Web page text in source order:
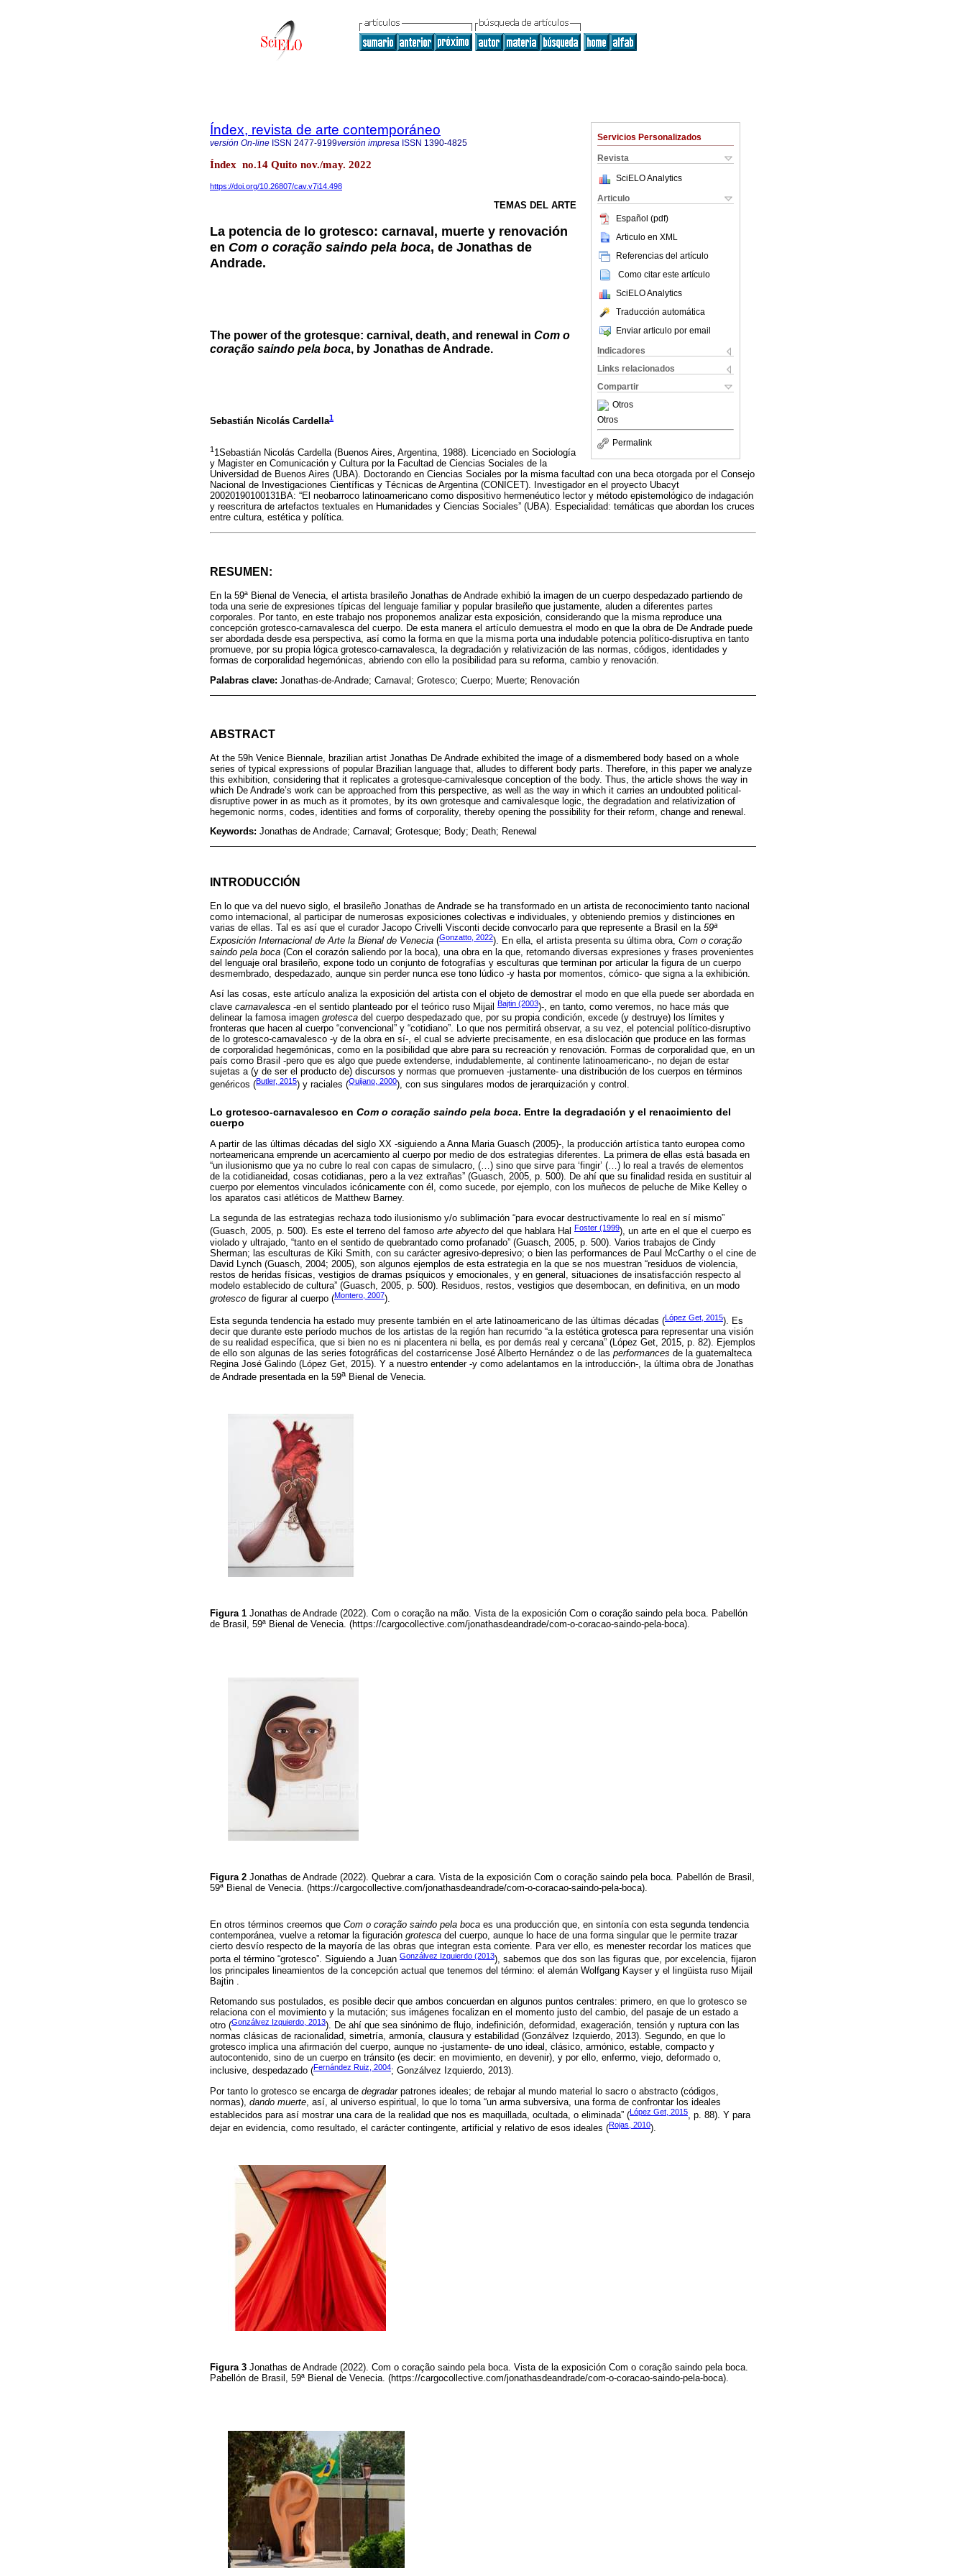
Servicios Personalizados
Revista
SciELO Analytics
Articulo
Español (pdf)
Articulo en XML
Referencias del artículo
Como citar este artículo
SciELO Analytics
Traducción automática
Enviar articulo por email
Indicadores
Links relacionados
Compartir
Otros
Otros
Permalink
Índex, revista de arte contemporáneo
versión On-line ISSN 2477-9199versión impresa ISSN 1390-4825
Índex no.14 Quito nov./may. 2022
https://doi.org/10.26807/cav.v7i14.498
TEMAS DEL ARTE
La potencia de lo grotesco: carnaval, muerte y renovación
en Com o coração saindo pela boca, de Jonathas de
Andrade.
The power of the grotesque: carnival, death, and renewal in Com o
coração saindo pela boca, by Jonathas de Andrade.
Sebastián Nicolás Cardella1
1 1Sebastián Nicolás Cardella (Buenos Aires, Argentina, 1988). Licenciado en Sociología
y Magister en Comunicación y Cultura por la Facultad de Ciencias Sociales de la
Universidad de Buenos Aires (UBA). Doctorando en Ciencias Sociales por la misma facultad con una beca otorgada por el Consejo
Nacional de Investigaciones Científicas y Técnicas de Argentina (CONICET). Investigador en el proyecto Ubacyt
20020190100131BA: “El neobarroco latinoamericano como dispositivo hermenéutico lector y método epistemológico de indagación
y reescritura de artefactos textuales en Humanidades y Ciencias Sociales” (UBA). Especialidad: temáticas que abordan los cruces
entre cultura, estética y política.
RESUMEN:
En la 59ª Bienal de Venecia, el artista brasileño Jonathas de Andrade exhibió la imagen de un cuerpo despedazado partiendo de
toda una serie de expresiones típicas del lenguaje familiar y popular brasileño que justamente, aluden a diferentes partes
corporales. Por tanto, en este trabajo nos proponemos analizar esta exposición, considerando que la misma reproduce una
concepción grotesco-carnavalesca del cuerpo. De esta manera el artículo demuestra el modo en que la obra de De Andrade puede
ser abordada desde esa perspectiva, así como la forma en que la misma porta una indudable potencia político-disruptiva en tanto
promueve, por su propia lógica grotesco-carnavalesca, la degradación y relativización de las normas, códigos, identidades y
formas de corporalidad hegemónicas, abriendo con ello la posibilidad para su reforma, cambio y renovación.
Palabras clave: Jonathas-de-Andrade; Carnaval; Grotesco; Cuerpo; Muerte; Renovación
ABSTRACT
At the 59h Venice Biennale, brazilian artist Jonathas De Andrade exhibited the image of a dismembered body based on a whole
series of typical expressions of popular Brazilian language that, alludes to different body parts. Therefore, in this paper we analyze
this exhibition, considering that it replicates a grotesque-carnivalesque conception of the body. Thus, the article shows the way in
which De Andrade’s work can be approached from this perspective, as well as the way in which it carries an undoubted political-
disruptive power in as much as it promotes, by its own grotesque and carnivalesque logic, the degradation and relativization of
hegemonic norms, codes, identities and forms of corporality, thereby opening the possibility for their reform, change and renewal.
Keywords: Jonathas de Andrade; Carnaval; Grotesque; Body; Death; Renewal
INTRODUCCIÓN
En lo que va del nuevo siglo, el brasileño Jonathas de Andrade se ha transformado en un artista de reconocimiento tanto nacional
como internacional, al participar de numerosas exposiciones colectivas e individuales, y obteniendo premios y distinciones en
varias de ellas. Tal es así que el curador Jacopo Crivelli Visconti decide convocarlo para que represente a Brasil en la 59ª
Exposición Internacional de Arte la Bienal de Venecia (Gonzatto, 2022). En ella, el artista presenta su última obra, Com o coração
saindo pela boca (Con el corazón saliendo por la boca), una obra en la que, retomando diversas expresiones y frases provenientes
del lenguaje oral brasileño, expone todo un conjunto de fotografías y esculturas que terminan por articular la figura de un cuerpo
desmembrado, despedazado, aunque sin perder nunca ese tono lúdico -y hasta por momentos, cómico- que signa a la exhibición.
Así las cosas, este artículo analiza la exposición del artista con el objeto de demostrar el modo en que ella puede ser abordada en
clave carnavalesca -en el sentido planteado por el teórico ruso Mijail Bajtin (2003)-, en tanto, como veremos, no hace más que
delinear la famosa imagen grotesca del cuerpo despedazado que, por su propia condición, excede (y destruye) los límites y
fronteras que hacen al cuerpo “convencional” y “cotidiano”. Lo que nos permitirá observar, a su vez, el potencial político-disruptivo
de lo grotesco-carnavalesco -y de la obra en sí-, el cual se advierte precisamente, en esa dislocación que produce en las formas
de corporalidad hegemónicas, como en la posibilidad que abre para su recreación y renovación. Formas de corporalidad que, en un
país como Brasil -pero que es algo que puede extenderse, indudablemente, al continente latinoamericano-, no dejan de estar
sujetas a (y de ser el producto de) discursos y normas que promueven -justamente- una distribución de los cuerpos en términos
genéricos (Butler, 2015) y raciales (Quijano, 2000), con sus singulares modos de jerarquización y control.
Lo grotesco-carnavalesco en Com o coração saindo pela boca. Entre la degradación y el renacimiento del
cuerpo
A partir de las últimas décadas del siglo XX -siguiendo a Anna Maria Guasch (2005)-, la producción artística tanto europea como
norteamericana emprende un acercamiento al cuerpo por medio de dos estrategias diferentes. La primera de ellas está basada en
“un ilusionismo que ya no cubre lo real con capas de simulacro, (…) sino que sirve para ‘fingir’ (…) lo real a través de elementos
de la cotidianeidad, cosas cotidianas, pero a la vez extrañas” (Guasch, 2005, p. 500). De ahí que su finalidad resida en sustituir al
cuerpo por elementos vinculados icónicamente con él, como sucede, por ejemplo, con los muñecos de peluche de Mike Kelley o
los aparatos casi atléticos de Matthew Barney.
La segunda de las estrategias rechaza todo ilusionismo y/o sublimación “para evocar destructivamente lo real en sí mismo”
(Guasch, 2005, p. 500). Es este el terreno del famoso arte abyecto del que hablara Hal Foster (1999), un arte en el que el cuerpo es
violado y ultrajado, “tanto en el sentido de quebrantado como profanado” (Guasch, 2005, p. 500). Varios trabajos de Cindy
Sherman; las esculturas de Kiki Smith, con su carácter agresivo-depresivo; o bien las performances de Paul McCarthy o el cine de
David Lynch (Guasch, 2004; 2005), son algunos ejemplos de esta estrategia en la que se nos muestran “residuos de violencia,
restos de heridas físicas, vestigios de dramas psíquicos y emocionales, y en general, situaciones de insatisfacción respecto al
modelo establecido de cultura” (Guasch, 2005, p. 500). Residuos, restos, vestigios que desembocan, en definitiva, en un modo
grotesco de figurar al cuerpo (Montero, 2007).
Esta segunda tendencia ha estado muy presente también en el arte latinoamericano de las últimas décadas (López Get, 2015). Es
decir que durante este período muchos de los artistas de la región han recurrido “a la estética grotesca para representar una visión
de su realidad específica, que si bien no es ni placentera ni bella, es por demás real y cercana” (López Get, 2015, p. 82). Ejemplos
de ello son algunas de las series fotográficas del costarricense José Alberto Hernández o de las performances de la guatemalteca
Regina José Galindo (López Get, 2015). Y a nuestro entender -y como adelantamos en la introducción-, la última obra de Jonathas
de Andrade presentada en la 59a Bienal de Venecia.
Figura 1 Jonathas de Andrade (2022). Com o coração na mão. Vista de la exposición Com o coração saindo pela boca. Pabellón
de Brasil, 59ª Bienal de Venecia. (https://cargocollective.com/jonathasdeandrade/com-o-coracao-saindo-pela-boca).
Figura 2 Jonathas de Andrade (2022). Quebrar a cara. Vista de la exposición Com o coração saindo pela boca. Pabellón de Brasil,
59ª Bienal de Venecia. (https://cargocollective.com/jonathasdeandrade/com-o-coracao-saindo-pela-boca).
En otros términos creemos que Com o coração saindo pela boca es una producción que, en sintonía con esta segunda tendencia
contemporánea, vuelve a retomar la figuración grotesca del cuerpo, aunque lo hace de una forma singular que le permite trazar
cierto desvío respecto de la mayoría de las obras que integran esta corriente. Para ver ello, es menester recordar los matices que
porta el término “grotesco”. Siguiendo a Juan Gonzálvez Izquierdo (2013), sabemos que dos son las figuras que, por excelencia, fijaron
los principales lineamientos de la concepción actual que tenemos del término: el alemán Wolfgang Kayser y el lingüista ruso Mijail
Bajtin .
Retomando sus postulados, es posible decir que ambos concuerdan en algunos puntos centrales: primero, en que lo grotesco se
relaciona con el movimiento y la mutación; sus imágenes focalizan en el momento justo del cambio, del pasaje de un estado a
otro (Gonzálvez Izquierdo, 2013). De ahí que sea sinónimo de flujo, indefinición, deformidad, exageración, tensión y ruptura con las
normas clásicas de racionalidad, simetría, armonía, clausura y estabilidad (Gonzálvez Izquierdo, 2013). Segundo, en que lo
grotesco implica una afirmación del cuerpo, aunque no -justamente- de uno ideal, clásico, armónico, estable, compacto y
autocontenido, sino de un cuerpo en tránsito (es decir: en movimiento, en devenir), y por ello, enfermo, viejo, deformado o,
inclusive, despedazado (Fernández Ruiz, 2004; Gonzálvez Izquierdo, 2013).
Por tanto lo grotesco se encarga de degradarpatrones ideales; de rebajar al mundo material lo sacro o abstracto (códigos,
normas), dando muerte , así, al universo espiritual, lo que lo torna “un arma subversiva, una forma de confrontar los ideales
establecidos para así mostrar una cara de la realidad que nos es maquillada, ocultada, o eliminada” (López Get, 2015, p. 88). Y para
dejar en evidencia, como resultado, el carácter contingente, artificial y relativo de esos ideales (Rojas, 2010).
Figura 3 Jonathas de Andrade (2022). Com o coração saindo pela boca. Vista de la exposición Com o coração saindo pela boca.
Pabellón de Brasil, 59ª Bienal de Venecia. (https://cargocollective.com/jonathasdeandrade/com-o-coracao-saindo-pela-boca).